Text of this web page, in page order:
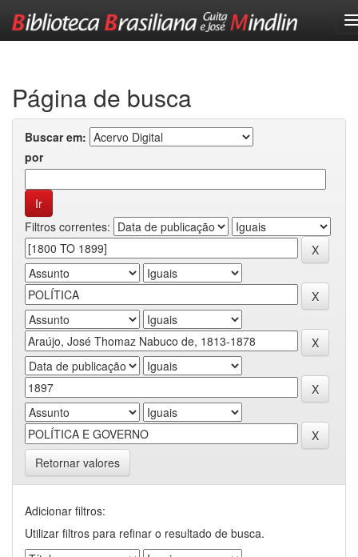
Página de busca
Buscar em:
por
Filtros correntes:
Retornar valores
Adicionar filtros:
Utilizar filtros para refinar o resultado de busca.